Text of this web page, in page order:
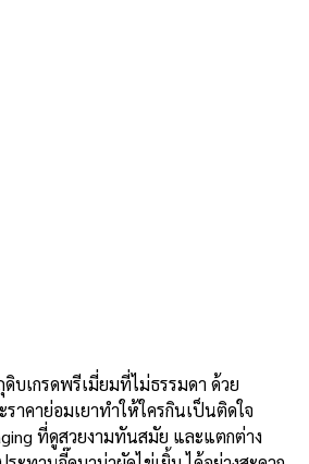
บเกรดพรีเมี่ยมที่ไม่ธรรมดา ด้วย
าคาย่อมเยาทำให้ใครกินเป็นติดใจ
ที่ดูสวยงามทันสมัย และแตกต่าง